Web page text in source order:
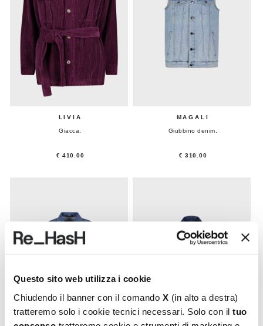
Questo sito web utilizza i cookie
Chiudendo il banner con il comando X (in alto a destra)
tratteremo solo i cookie tecnici necessari. Solo con il tuo
LIVIA
Giacca.
€ 410.00
MAGALI
Giubbino denim.
€ 310.00